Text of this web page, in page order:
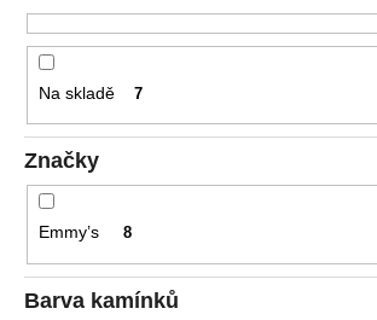
k
t
ůNa skladě 7
Značky
Emmy’s 8
Barva kamínků
e
DĚTSKÉ
NÁUŠNICE
4
190
Původně:
090
Kč